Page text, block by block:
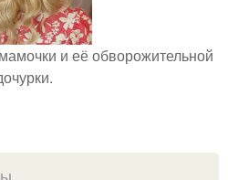
и её обворожительной